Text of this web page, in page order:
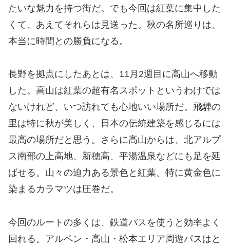
たいな魅力を持つ街だ。でも今回は紅葉に集中した
くて、あえてそれらは見送った。秋の名所巡りは、
本当に時間との勝負になる。
長野を拠点にしたあとは、11月2週目に高山へ移動
した。高山は紅葉の超有名スポットというわけでは
ないけれど、いつ訪れても心地いい場所だ。飛騨の
里は特に秋が美しく、日本の伝統建築を感じるには
最高の場所だと思う。さらに高山からは、北アルプ
ス南部の上高地、新穂高、平湯温泉などにも足を延
ばせる。山々の迫力ある景色と紅葉、特に黄金色に
染まるカラマツは圧巻だ。
今回のルートの多くは、鉄道パスを使うと効率よく
回れる。アルペン・高山・松本エリア周遊パスはと